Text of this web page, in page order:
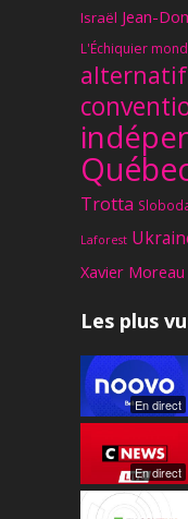
Israël Jean-
L'Échiquier
Trotta
Laforest
Xavier Moreau
Les plus
En direct
En direct